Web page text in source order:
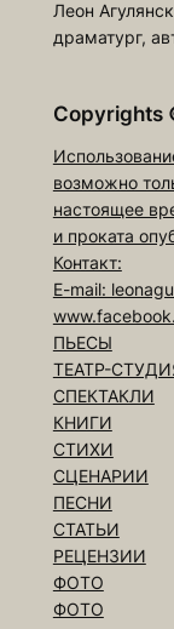
Леон
драматург,
Copyrights
возможно
настоящее
и проката
Контакт:
E-mail:
ПЬЕСЫ
ТЕАТР-
СПЕКТАКЛИ
КНИГИ
СТИХИ
СЦЕНАРИИ
ПЕСНИ
СТАТЬИ
РЕЦЕНЗИИ
ФОТО
ФОТО